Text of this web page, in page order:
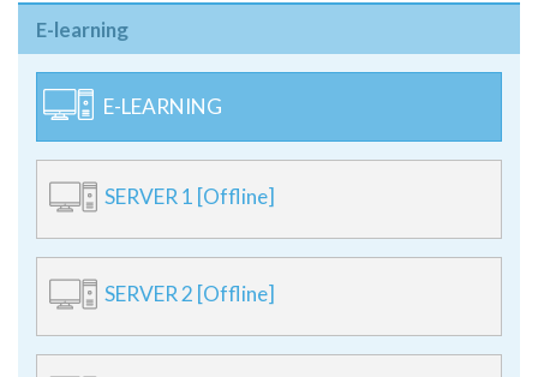
E-learning
E-LEARNING
SERVER 1 [Offline]
SERVER 2 [Offline]